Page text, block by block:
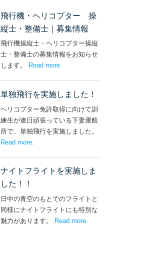
飛行機・ヘリコプター 操
縦士・整備士｜募集情報
飛行機操縦士・ヘリコプター操縦
士・整備士の募集情報をお知らせ
します。
Read more– ‘飛行機・ヘリコプター
.
単独飛行を実施しました！
ヘリコプター免許取得に向けて訓
練生が連日頑張っている下妻運航
所で、単独飛行を実施しました。
Read more
ナイトフライトを実施しま
した！！
日中の青空のもとでのフライトと
同様にナイトフライトにも特別な
魅力があります。
Read more